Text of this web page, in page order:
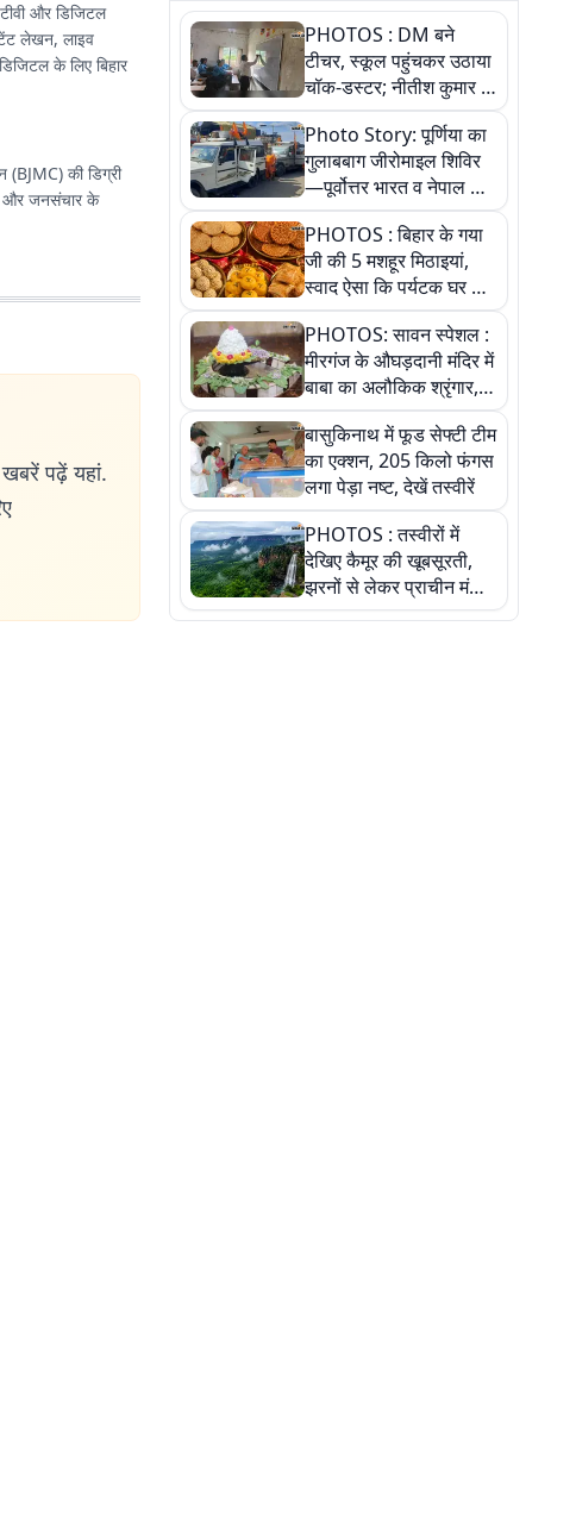
और डिजिटल
कंटेंट लेखन, लाइव
के लिए बिहार
की डिग्री
और जनसंचार के
खबरें पढ़ें यहां.
PHOTOS : DM बने
टीचर, स्कूल पहुंचकर उठाया
चॉक-डस्टर; नीतीश कुमार के
इस चहेते अधिकारी को
जानिए
Photo Story: पूर्णिया का
गुलाबबाग जीरोमाइल शिविर
—पूर्वोत्तर भारत व नेपाल के
कांवरियों का प्रमुख सेवा धाम
PHOTOS : बिहार के गया
जी की 5 मशहूर मिठाइयां,
स्वाद ऐसा कि पर्यटक घर ले
जाना नहीं भूलते, तस्वीरों में
देखें
PHOTOS: सावन स्पेशल :
मीरगंज के औघड़दानी मंदिर में
बाबा का अलौकिक श्रृंगार,
तस्वीरों में देखें महादेव के कई
मनमोहक स्वरूप
बासुकिनाथ में फूड सेफ्टी टीम
का एक्शन, 205 किलो फंगस
लगा पेड़ा नष्ट, देखें तस्वीरें
PHOTOS : तस्वीरों में
देखिए कैमूर की खूबसूरती,
झरनों से लेकर प्राचीन मंदिरों
तक प्रकृति और आस्था का